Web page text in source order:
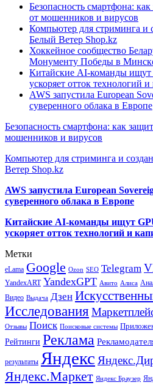
Безопасность смартфона:
от мошенников и вирусов
Компьютер для стриминга и
Белый Ветер Shop.kz
Хоккейное сообщество
Монументу Победы в
Китайские AI-команды
ускоряет отток технологий и
AWS запустила European
суверенного облака в Европе
Безопасность смартфона: как
мошенников и вирусов
Компьютер для стриминга и
Ветер Shop.kz
AWS запустила European
суверенного облака в Европе
Китайские AI-команды ищут
ускоряет отток технологий и
Метки
eLama Google Ozon SEO Telegram
YandexART YandexGPT Авито Алиса
Видео Выдача Дзен
Исследования
Отзывы Поиск Поисковые системы
Рейтинги Реклама
результаты Яндекс
Яндекс.Маркет Яндекс Браузер